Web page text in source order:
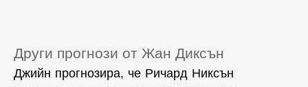
Други прогнози от Жан Диксън
Джийн прогнозира, че Ричард Никсън